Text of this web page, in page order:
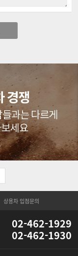
상용차 입점문의
02-462-1929
02-462-1930